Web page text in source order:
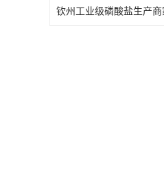
钦州工业级磷酸盐生产商